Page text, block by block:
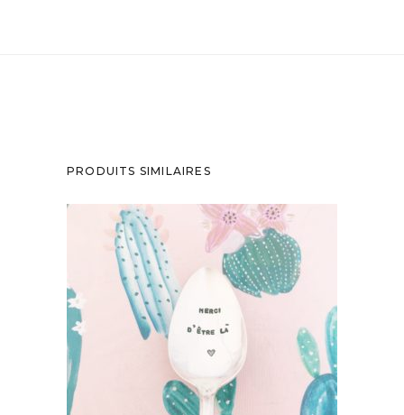
PRODUITS SIMILAIRES
PETITE CUILLÈRE GRAVÉE VINTAGE :
MERCI D’ÊTRE LÀ
35,00€
AJOUTER AU PANIER